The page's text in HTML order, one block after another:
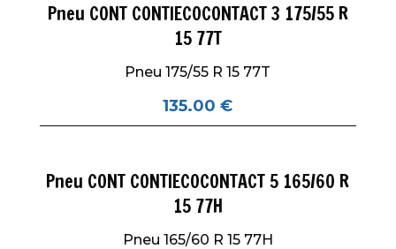
Pneu CONT CONTIECOCONTACT 3 175/55 R
15 77T
Pneu 175/55 R 15 77T
135.00€
Pneu CONT CONTIECOCONTACT 5 165/60 R
15 77H
Pneu 165/60 R 15 77H